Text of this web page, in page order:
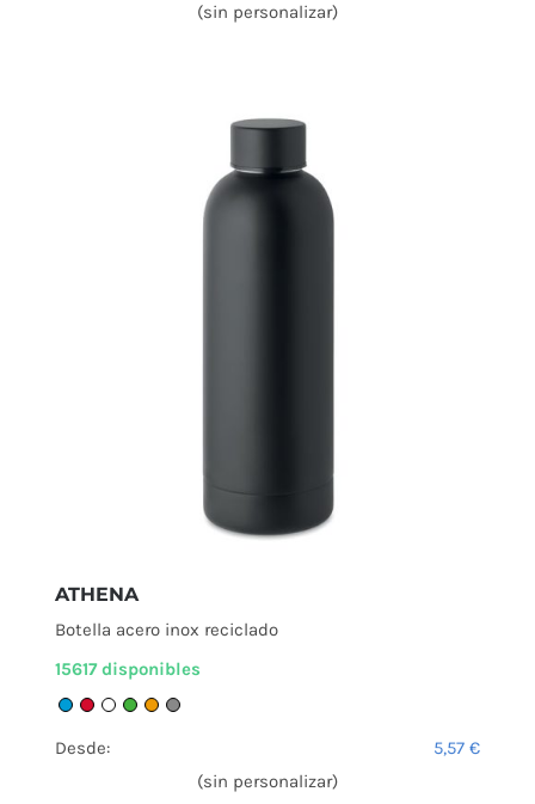
(sin personalizar)
ATHENA
Botella acero inox reciclado
15617 disponibles
Desde: 5,57 €
(sin personalizar)